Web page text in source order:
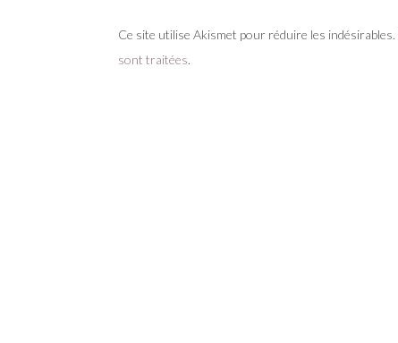
Ce site utilise Akismet pour réduire les indésirables.
sont traitées.